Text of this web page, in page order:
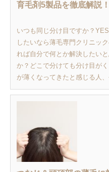
育毛剤5製品を徹底解説！
いつも同じ分け目ですか？
したいなら薄毛専門クリニッ
れば自分で何とか解決したい
か？どこで分けても分け目が
が薄くなってきたと感じる人